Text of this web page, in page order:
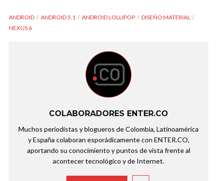
ANDROID ANDROID 5.1 ANDROID LOLLIPOP
DISEÑO MATERIAL
NEXUS 6
COLABORADORES ENTER.CO
Muchos periodistas y blogueros de Colombia, Latinoamérica
y España colaboran esporádicamente con ENTER.CO,
aportando su conocimiento y puntos de vista frente al
acontecer tecnológico y de Internet.